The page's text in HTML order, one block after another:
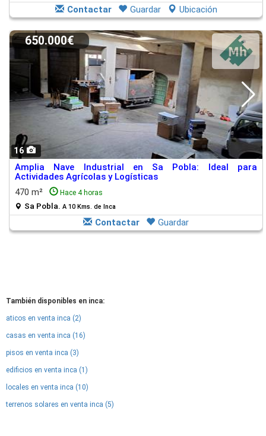
Contactar Guardar Ubicación
16
650.000€
Amplia Nave Industrial en Sa Pobla: Ideal para
Actividades Agrícolas y Logísticas
470 m²
Hace 4 horas
Sa Pobla. A 10 Kms. de Inca
Contactar Guardar
También disponibles en inca:
aticos en venta inca (2)
casas en venta inca (16)
pisos en venta inca (3)
edificios en venta inca (1)
locales en venta inca (10)
terrenos solares en venta inca (5)